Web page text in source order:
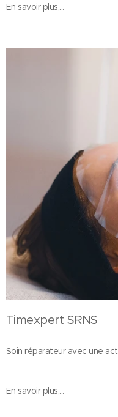
En savoir plus,...
Timexpert
Soin réparateur avec une
En savoir plus,...